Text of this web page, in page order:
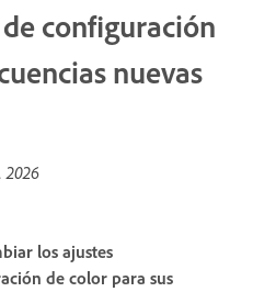
configuración
nuevas
2026
los ajustes
de color para sus